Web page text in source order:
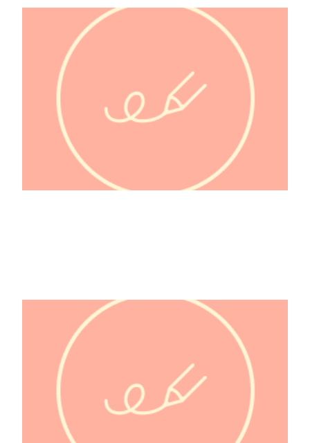
2 SEAS LITERARY AGENCY INC.